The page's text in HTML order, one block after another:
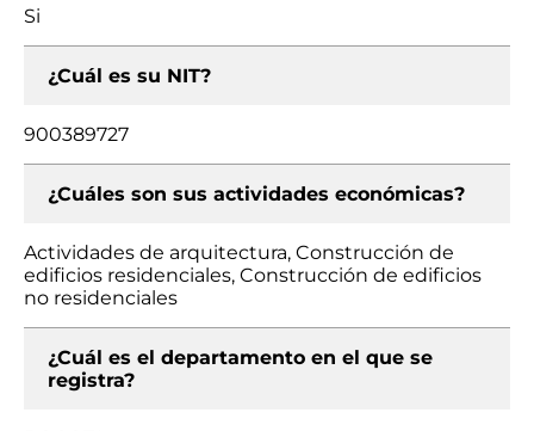
Si
¿Cuál es su NIT?
900389727
¿Cuáles son sus actividades económicas?
Actividades de arquitectura, Construcción de
edificios residenciales, Construcción de edificios
no residenciales
¿Cuál es el departamento en el que se
registra?